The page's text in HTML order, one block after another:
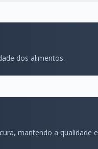
dos alimentos.
mantendo a qualidade e